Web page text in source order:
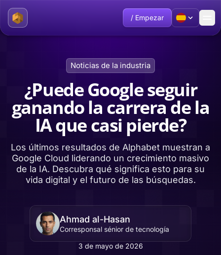
/ Empezar
Noticias de la industria
¿Puede Google seguir
ganando la carrera de la
IA que casi pierde?
Los últimos resultados de Alphabet muestran a
Google Cloud liderando un crecimiento masivo
de la IA. Descubra qué significa esto para su
vida digital y el futuro de las búsquedas.
Ahmad al-Hasan
Corresponsal sénior de tecnología
3 de mayo de 2026